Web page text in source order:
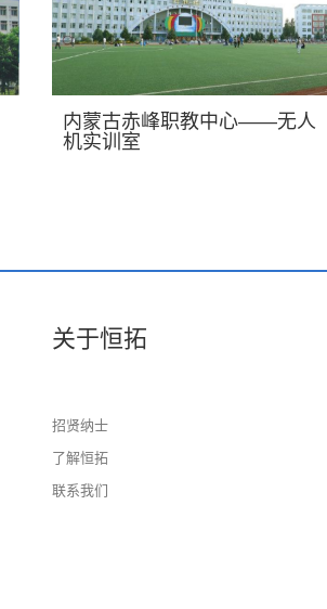
内蒙古赤峰职教中心——无人
机实训室
关于恒拓
招贤纳士
了解恒拓
联系我们